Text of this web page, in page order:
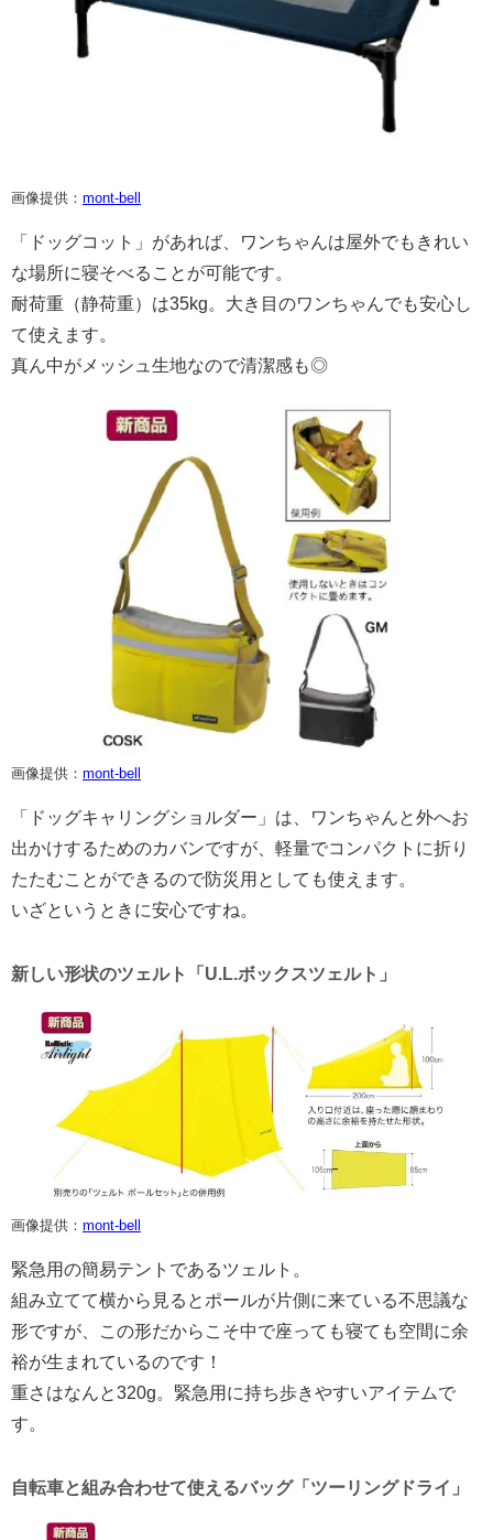
画像提供： mont-bell
「ドッグコット」があれば、ワンちゃんは屋外でもきれい
な場所に寝そべることが可能です。
耐荷重（静荷重）は35kg。大き目のワンちゃんでも安心し
て使えます。
真ん中がメッシュ生地なので清潔感も◎
画像提供： mont-bell
「ドッグキャリングショルダー」は、ワンちゃんと外へお
出かけするためのカバンですが、軽量でコンパクトに折り
たたむことができるので防災用としても使えます。
いざというときに安心ですね。
新しい形状のツェルト「U.L.ボックスツェルト」
画像提供： mont-bell
緊急用の簡易テントであるツェルト。
組み立てて横から見るとポールが片側に来ている不思議な
形ですが、この形だからこそ中で座っても寝ても空間に余
裕が生まれているのです！
重さはなんと320g。緊急用に持ち歩きやすいアイテムで
す。
自転車と組み合わせて使えるバッグ「ツーリングドライ」